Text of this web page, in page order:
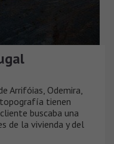
Arrifóias, Odemira,
tienen
buscaba una
de la vivienda y del